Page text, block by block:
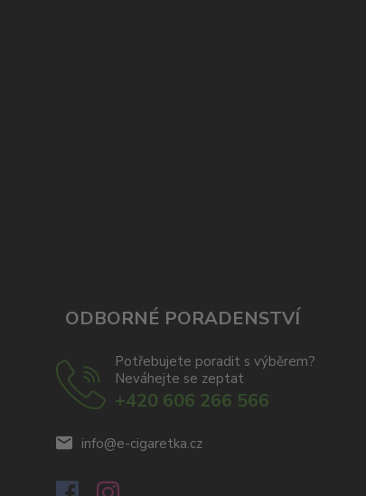
ODBORNÉ PORADENSTVÍ
Potřebujete poradit s výběrem?
Neváhejte se zeptat
+420 606 266 566
info@e-cigaretka.cz